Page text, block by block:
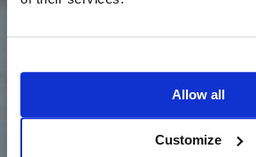
Allow all
Customize
REMPLISSEZ LE